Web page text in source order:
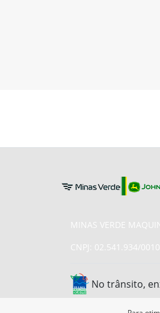
MINAS VERDE
CNPJ: 02.541.934/
No trânsito,